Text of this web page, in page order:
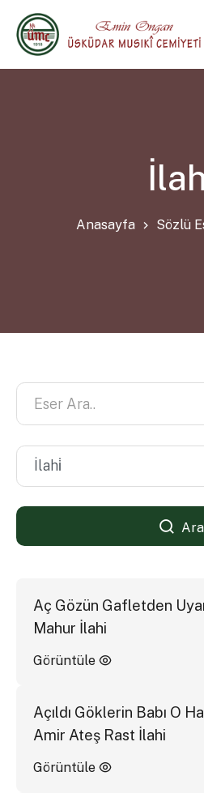
Anasayfa Sözlü
Ara
Aç Gözün Gafletden
Mahur İlahi
Görüntüle
Açıldı Göklerin Babı O
Amir Ateş Rast İlahi
Görüntüle